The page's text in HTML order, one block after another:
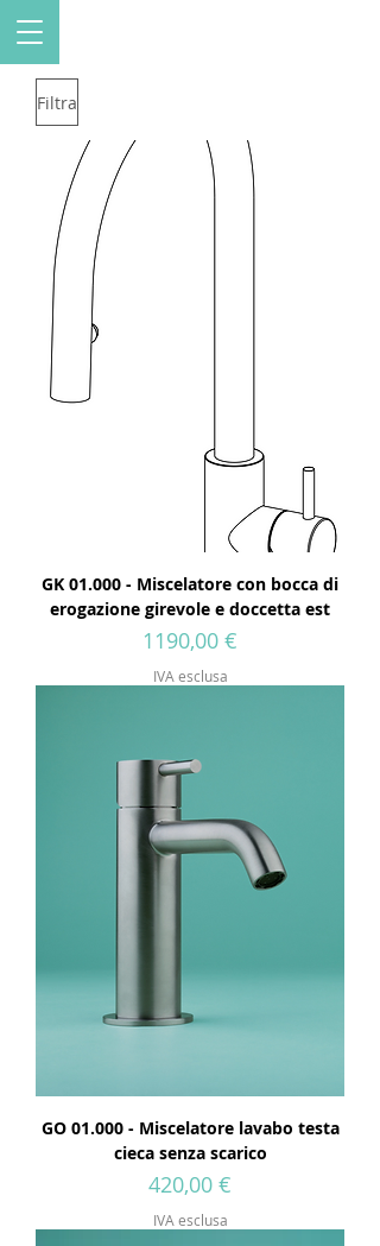
Filtra
GK 01.000 - Miscelatore con bocca di
erogazione girevole e doccetta est
Prezzo
1190,00 €
IVA esclusa
GO 01.000 - Miscelatore lavabo testa
cieca senza scarico
Prezzo
420,00 €
IVA esclusa